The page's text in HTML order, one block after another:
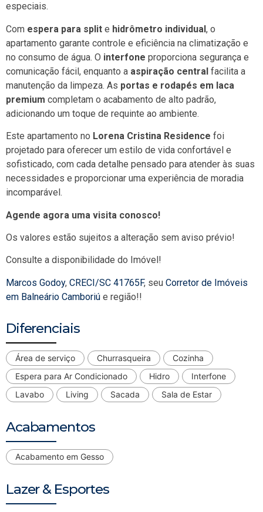
especiais.
Com espera para split e hidrômetro individual, o
apartamento garante controle e eficiência na climatização e
no consumo de água. O interfone proporciona segurança e
comunicação fácil, enquanto a aspiração central facilita a
manutenção da limpeza. As portas e rodapés em laca
premium completam o acabamento de alto padrão,
adicionando um toque de requinte ao ambiente.
Este apartamento no Lorena Cristina Residence foi
projetado para oferecer um estilo de vida confortável e
sofisticado, com cada detalhe pensado para atender às suas
necessidades e proporcionar uma experiência de moradia
incomparável.
Agende agora uma visita conosco!
Os valores estão sujeitos a alteração sem aviso prévio!
Consulte a disponibilidade do Imóvel!
Marcos Godoy, CRECI/SC 41765F, seu Corretor de Imóveis
em Balneário Camboriú e região!!
Diferenciais
Área de serviço Churrasqueira
Cozinha
Espera para Ar Condicionado
Hidro
Interfone
Lavabo
Living Sacada Sala de Estar
Acabamentos
Acabamento em Gesso
Lazer & Esportes